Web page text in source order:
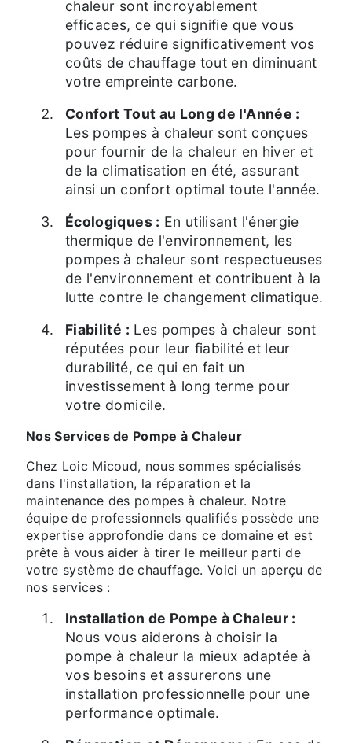
chaleur sont incroyablement
efficaces, ce qui signifie que vous
pouvez réduire significativement vos
coûts de chauffage tout en diminuant
votre empreinte carbone.
Confort Tout au Long de l'Année :
Les pompes à chaleur sont conçues
pour fournir de la chaleur en hiver et
de la climatisation en été, assurant
ainsi un confort optimal toute l'année.
Écologiques : En utilisant l'énergie
thermique de l'environnement, les
pompes à chaleur sont respectueuses
de l'environnement et contribuent à la
lutte contre le changement climatique.
Fiabilité : Les pompes à chaleur sont
réputées pour leur fiabilité et leur
durabilité, ce qui en fait un
investissement à long terme pour
votre domicile.
Nos Services de Pompe à Chaleur
Chez Loic Micoud, nous sommes spécialisés
dans l'installation, la réparation et la
maintenance des pompes à chaleur. Notre
équipe de professionnels qualifiés possède une
expertise approfondie dans ce domaine et est
prête à vous aider à tirer le meilleur parti de
votre système de chauffage. Voici un aperçu de
nos services :
Installation de Pompe à Chaleur :
Nous vous aiderons à choisir la
pompe à chaleur la mieux adaptée à
vos besoins et assurerons une
installation professionnelle pour une
performance optimale.